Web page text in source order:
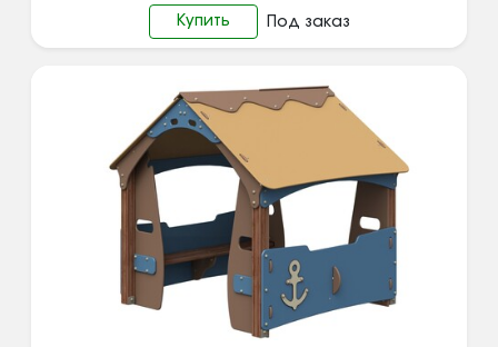
Купить Под заказ